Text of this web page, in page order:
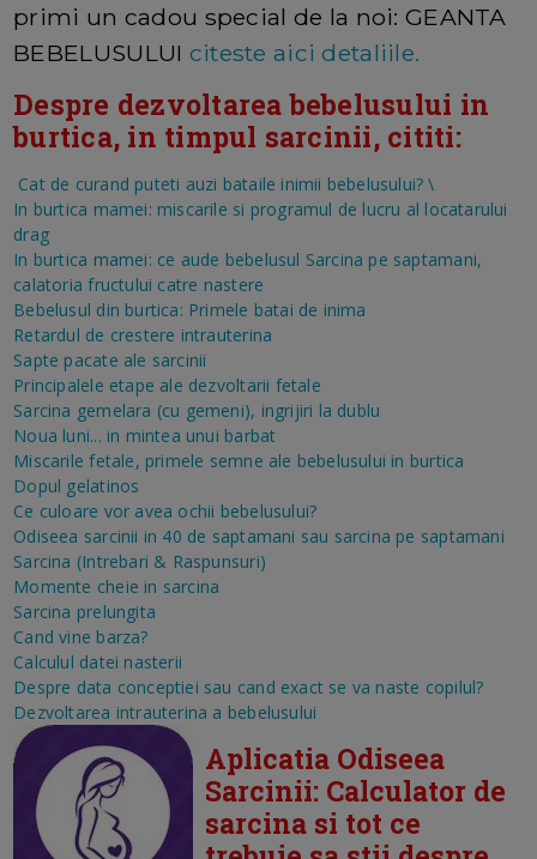
primi un cadou special de la noi: GEANTA
BEBELUSULUI citeste aici detaliile.
Despre dezvoltarea bebelusului in
burtica, in timpul sarcinii, cititi:
Cat de curand puteti auzi bataile inimii bebelusului? \
In burtica mamei: miscarile si programul de lucru al locatarului
drag
In burtica mamei: ce aude bebelusul Sarcina pe saptamani,
calatoria fructului catre nastere
Bebelusul din burtica: Primele batai de inima
Retardul de crestere intrauterina
Sapte pacate ale sarcinii
Principalele etape ale dezvoltarii fetale
Sarcina gemelara (cu gemeni), ingrijiri la dublu
Noua luni... in mintea unui barbat
Miscarile fetale, primele semne ale bebelusului in burtica
Dopul gelatinos
Ce culoare vor avea ochii bebelusului?
Odiseea sarcinii in 40 de saptamani sau sarcina pe saptamani
Sarcina (Intrebari & Raspunsuri)
Momente cheie in sarcina
Sarcina prelungita
Cand vine barza?
Calculul datei nasterii
Despre data conceptiei sau cand exact se va naste copilul?
Dezvoltarea intrauterina a bebelusului
Aplicatia Odiseea
Sarcinii: Calculator de
sarcina si tot ce